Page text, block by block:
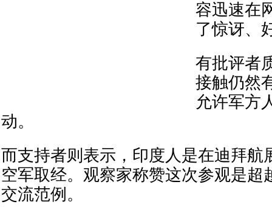
容迅速在
了惊讶、
有批评者
接触仍然
允许军方
动。
而支持者则表示，印度人是在迪拜航
空军取经。观察家称赞这次参观是超
交流范例。